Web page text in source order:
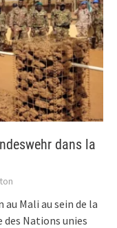
dans la
au Mali au sein de la
Nations unies